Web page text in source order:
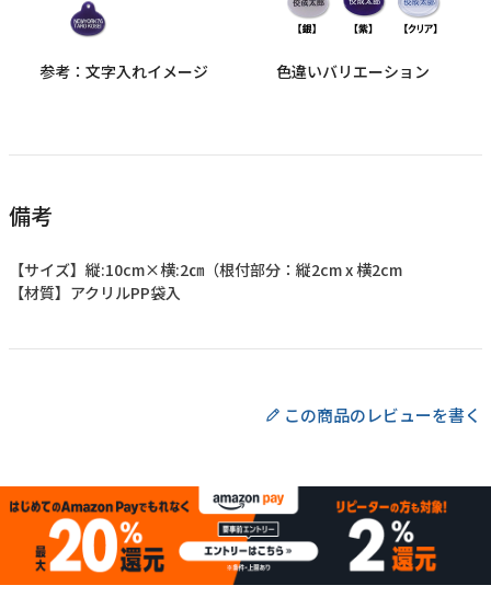
参考：文字入れイメージ 色違いバリエーション
備考
【サイズ】縦:10cm×横:2㎝（根付部分：縦2cm x 横2cm
【材質】アクリルPP袋入